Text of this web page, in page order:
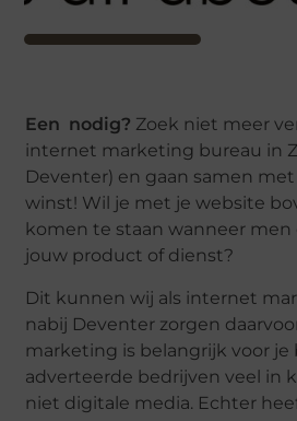
Een nodig? Zoek niet meer
internet marketing bureau in
Deventer) en gaan samen
winst! Wil je met je website
komen te staan wanneer men
jouw product of dienst?
Dit kunnen wij als internet
nabij Deventer zorgen
marketing is belangrijk voor je
adverteerde bedrijven veel in
niet digitale media. Echter